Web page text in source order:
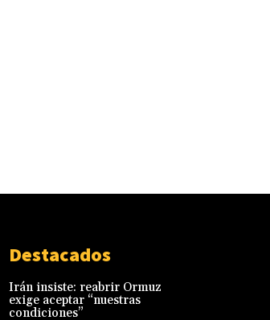
Destacados
Irán insiste: reabrir Ormuz
exige aceptar “nuestras
condiciones”